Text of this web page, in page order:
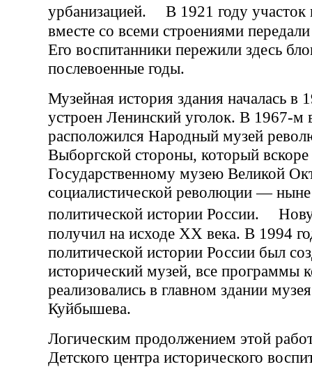
урбанизацией. В 1921 году участок
вместе со всеми строениями
Его воспитанники пережили здесь
послевоенные годы.
Музейная история здания началась в
устроен Ленинский уголок. В 1967-м
расположился Народный музей
Выборгской стороны, который вскоре
Государственному музею Великой
социалистической революции —
политической истории России.
получил на исходе XX века. В 1994
политической истории России был
исторический музей, все программы
реализовались в главном здании
Куйбышева.
Логическим продолжением этой
Детского центра исторического